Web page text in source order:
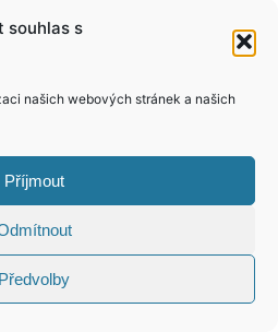
souhlas s
našich webových stránek a našich
Příjmout
Předvolby
Eva Decastelo se pochlubila zajímavou dovedností. Začne ji manžel pronajímat? Operní pěvkyně vás zve pod stromečkem! Pojďte na návštěvu!
VIP Bulvár, All Rights